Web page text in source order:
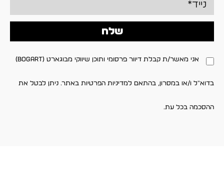
אני מאשר/ת קבלת דיוור פרסומי ותוכן שיווקי מבוגארט (BOGART)
בדוא"ל ו/או במסרון, בהתאם למדיניות הפרטיות באתר. ניתן לבטל את
ההסכמה בכל עת.
שלח